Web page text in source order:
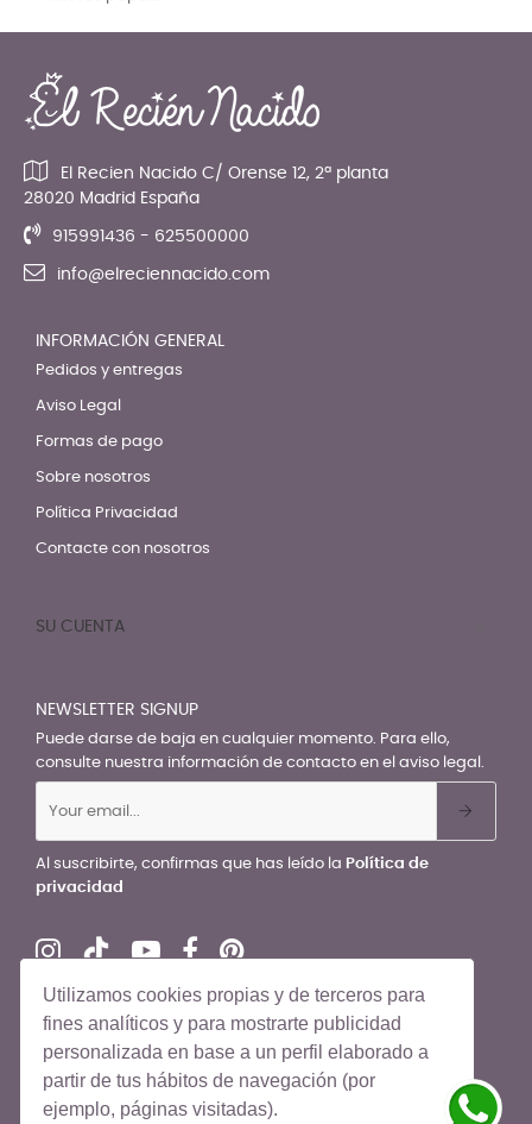
Utilizamos cookies propias y de terceros para
fines analíticos y para mostrarte publicidad
personalizada en base a un perfil elaborado a
partir de tus hábitos de navegación (por
ejemplo, páginas visitadas).
El Recien Nacido C/ Orense 12, 2ª planta
28020 Madrid España
915991436 - 625500000
info@elreciennacido.com
INFORMACIÓN GENERAL
Pedidos y entregas
Aviso Legal
Formas de pago
Sobre nosotros
Política Privacidad
Contacte con nosotros
SU CUENTA
NEWSLETTER SIGNUP
Puede darse de baja en cualquier momento. Para ello,
consulte nuestra información de contacto en el aviso legal.
Al suscribirte, confirmas que has leído la Política de
privacidad
© El Recién Nacido 2026. Todos los derechos reservados